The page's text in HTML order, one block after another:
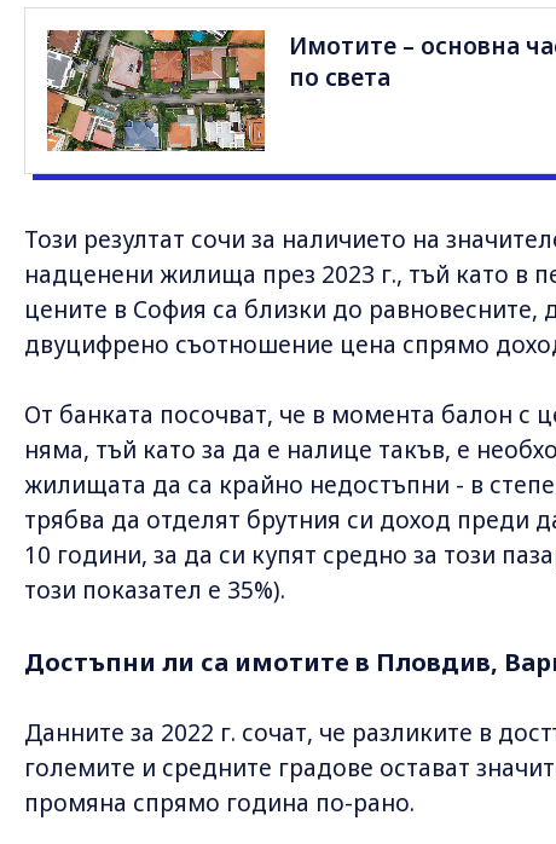
Имотите – основна
по света
Този резултат сочи за наличието на
надценени жилища през 2023 г., тъй като в
цените в София са близки до равновесните,
двуцифрено съотношение цена спрямо
От банката посочват, че в момента балон с
няма, тъй като за да е налице такъв, е
жилищата да са крайно недостъпни - в
трябва да отделят брутния си доход преди
10 години, за да си купят средно за този
този показател е 35%).
Достъпни ли са имотите в Пловдив,
Данните за 2022 г. сочат, че разликите в
големите и средните градове остават
промяна спрямо година по-рано.